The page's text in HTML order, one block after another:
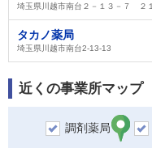
埼玉県川越市南台２－１３－７
タカノ薬局
埼玉県川越市南台2-13-13
近くの事業所マップ
調剤薬局